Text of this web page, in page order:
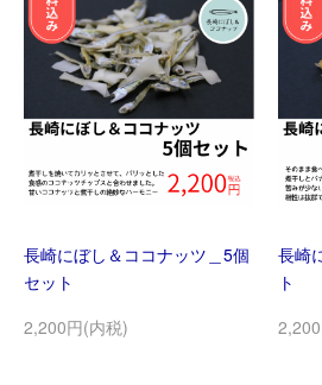
長崎にぼし＆ココナッツ＿5個
セット
2,200円(内税)
長崎
ト